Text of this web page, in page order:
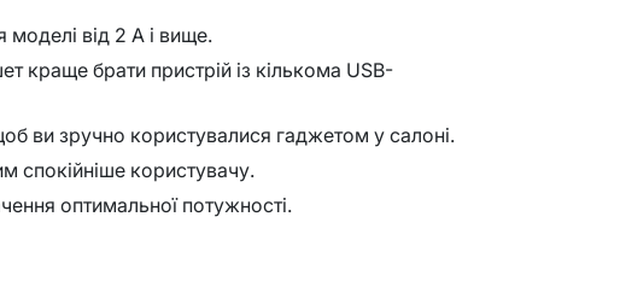
від 2 А і вище.
краще брати пристрій із кількома USB-
ви зручно користувалися гаджетом у салоні.
спокійніше користувачу.
оптимальної потужності.